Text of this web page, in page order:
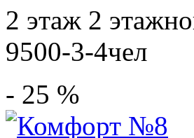
2 этаж 2
9500-3-4чел
- 25 %